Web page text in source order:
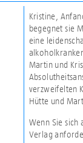
Kristine,
begegnet sie
eine
Martin und
verzweifelten
Hütte und
Wenn Sie sich
Verlag